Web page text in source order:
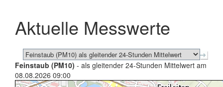
schließen
Aktuelle Messwerte
Feinstaub (PM10) - als gleitender 24-Stunden Mittelwert am
08.08.2026 09:00